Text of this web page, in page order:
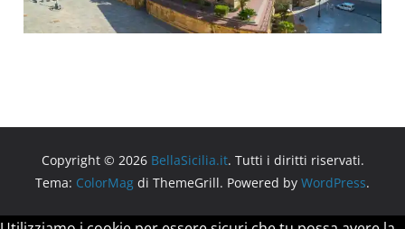
Copyright © 2026 BellaSicilia.it. Tutti i diritti riservati.
Tema: ColorMag di ThemeGrill. Powered by WordPress.